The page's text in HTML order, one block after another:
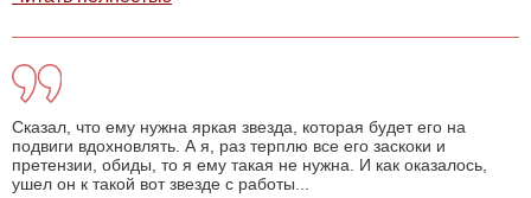
Сказал, что ему нужна яркая звезда, которая будет его на
подвиги вдохновлять. А я, раз терплю все его заскоки и
претензии, обиды, то я ему такая не нужна. И как оказалось,
ушел он к такой вот звезде с работы...